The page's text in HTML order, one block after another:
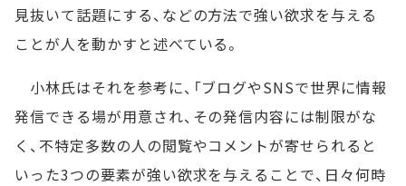
見抜いて話題にする、などの方法で強い欲求を与える
ことが人を動かすと述べている。
小林氏はそれを参考に、「ブログやSNSで世界に情報
発信できる場が用意され、その発信内容には制限がな
く、不特定多数の人の閲覧やコメントが寄せられると
いった3つの要素が強い欲求を与えることで、日々何時